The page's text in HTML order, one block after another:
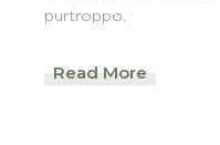
purtroppo,
Read More